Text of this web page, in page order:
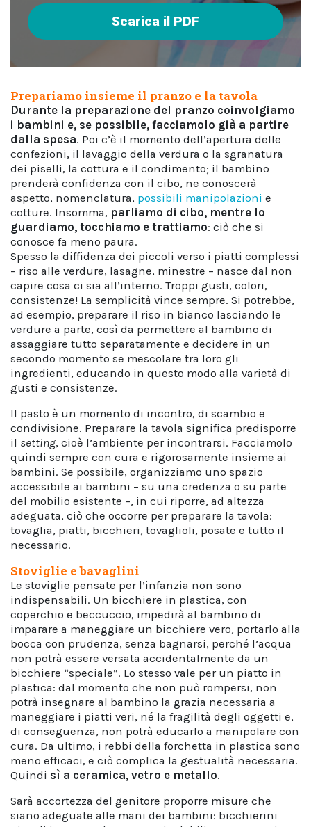
Scarica il PDF
Prepariamo insieme il pranzo e la tavola
Durante la preparazione del pranzo coinvolgiamo
i bambini e, se possibile, facciamolo già a partire
dalla spesa. Poi c’è il momento dell’apertura delle
confezioni, il lavaggio della verdura o la sgranatura
dei piselli, la cottura e il condimento; il bambino
prenderà confidenza con il cibo, ne conoscerà
aspetto, nomenclatura, possibili manipolazioni e
cotture. Insomma, parliamo di cibo, mentre lo
guardiamo, tocchiamo e trattiamo: ciò che si
conosce fa meno paura.
Spesso la diffidenza dei piccoli verso i piatti complessi
– riso alle verdure, lasagne, minestre – nasce dal non
capire cosa ci sia all’interno. Troppi gusti, colori,
consistenze! La semplicità vince sempre. Si potrebbe,
ad esempio, preparare il riso in bianco lasciando le
verdure a parte, così da permettere al bambino di
assaggiare tutto separatamente e decidere in un
secondo momento se mescolare tra loro gli
ingredienti, educando in questo modo alla varietà di
gusti e consistenze.
Il pasto è un momento di incontro, di scambio e
condivisione. Preparare la tavola significa predisporre
il setting, cioè l’ambiente per incontrarsi. Facciamolo
quindi sempre con cura e rigorosamente insieme ai
bambini. Se possibile, organizziamo uno spazio
accessibile ai bambini – su una credenza o su parte
del mobilio esistente –, in cui riporre, ad altezza
adeguata, ciò che occorre per preparare la tavola:
tovaglia, piatti, bicchieri, tovaglioli, posate e tutto il
necessario.
Stoviglie e bavaglini
Le stoviglie pensate per l’infanzia non sono
indispensabili. Un bicchiere in plastica, con
coperchio e beccuccio, impedirà al bambino di
imparare a maneggiare un bicchiere vero, portarlo alla
bocca con prudenza, senza bagnarsi, perché l’acqua
non potrà essere versata accidentalmente da un
bicchiere “speciale”. Lo stesso vale per un piatto in
plastica: dal momento che non può rompersi, non
potrà insegnare al bambino la grazia necessaria a
maneggiare i piatti veri, né la fragilità degli oggetti e,
di conseguenza, non potrà educarlo a manipolare con
cura. Da ultimo, i rebbi della forchetta in plastica sono
meno efficaci, e ciò complica la gestualità necessaria.
Quindi sì a ceramica, vetro e metallo.
Sarà accortezza del genitore proporre misure che
siano adeguate alle mani dei bambini: bicchierini